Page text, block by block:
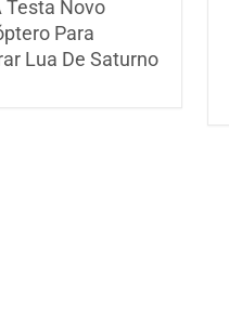
Testa Novo
Para
Lua De Saturno